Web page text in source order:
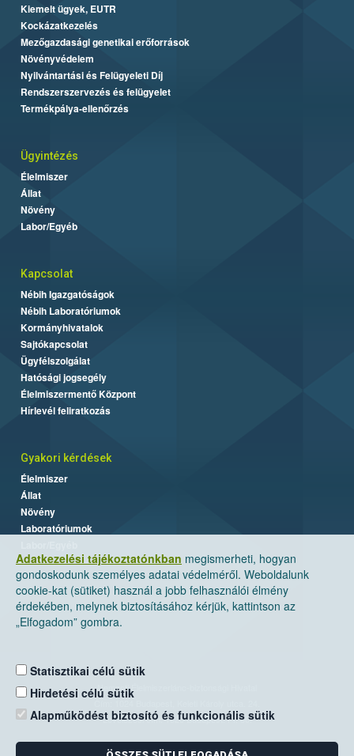
Adatkezelési tájékoztatónkban megismerheti, hogyan
gondoskodunk személyes adatai védelméről. Weboldalunk
cookie-kat (sütiket) használ a jobb felhasználói élmény
érdekében, melynek biztosításához kérjük, kattintson az
„Elfogadom” gombra.
Statisztikai célú sütik
Hirdetési célú sütik
Alapműködést biztosító és funkcionális sütik
Kiemelt ügyek, EUTR
Kockázatkezelés
Mezőgazdasági genetikai erőforrások
Növényvédelem
Nyilvántartási és Felügyeleti Díj
Rendszerszervezés és felügyelet
Termékpálya-ellenőrzés
Ügyintézés
Élelmiszer
Állat
Növény
Labor/Egyéb
Kapcsolat
Nébih Igazgatóságok
Nébih Laboratóriumok
Kormányhivatalok
Sajtókapcsolat
Ügyfélszolgálat
Hatósági jogsegély
Élelmiszermentő Központ
Hírlevél feliratkozás
Gyakori kérdések
Élelmiszer
Állat
Növény
Laboratóriumok
Nemzeti Élelmiszerlánc-biztonsági Hivatal
Levelezési cím: 1525 Budapest. Pf. 30.